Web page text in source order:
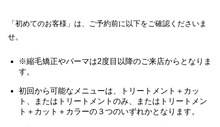
「初めてのお客様」は、ご予約前に以下をご確認くださいま
せ。
※縮毛矯正やパーマは2度目以降のご来店からとなりま
す。
初回から可能なメニューは、トリートメント＋カッ
ト、またはトリートメントのみ、またはトリートメン
ト＋カット＋カラーの３つのいずれかとなります。